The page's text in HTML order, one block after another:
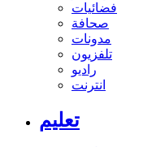
فضائيات
صحافة
مدونات
تلفزيون
راديو
انترنت
تعليم